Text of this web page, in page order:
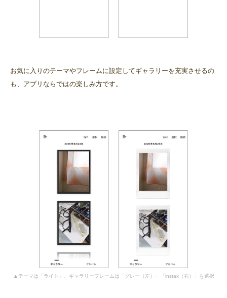
お気に入りのテーマやフレームに設定してギャラリーを充実させるの
も、アプリならではの楽しみ方です。
▲テーマは「ライト」、ギャラリーフレームは「グレー（左）」「instax（右）」を選択